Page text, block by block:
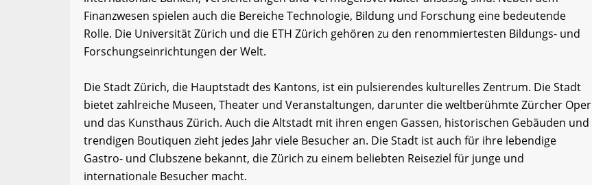
Finanzwesen spielen auch die Bereiche Technologie, Bildung und Forschung eine bedeutende
Rolle. Die Universität Zürich und die ETH Zürich gehören zu den renommiertesten Bildungs- und
Forschungseinrichtungen der Welt.
Die Stadt Zürich, die Hauptstadt des Kantons, ist ein pulsierendes kulturelles Zentrum. Die Stadt
bietet zahlreiche Museen, Theater und Veranstaltungen, darunter die weltberühmte Zürcher Oper
und das Kunsthaus Zürich. Auch die Altstadt mit ihren engen Gassen, historischen Gebäuden und
trendigen Boutiquen zieht jedes Jahr viele Besucher an. Die Stadt ist auch für ihre lebendige
Gastro- und Clubszene bekannt, die Zürich zu einem beliebten Reiseziel für junge und
internationale Besucher macht.